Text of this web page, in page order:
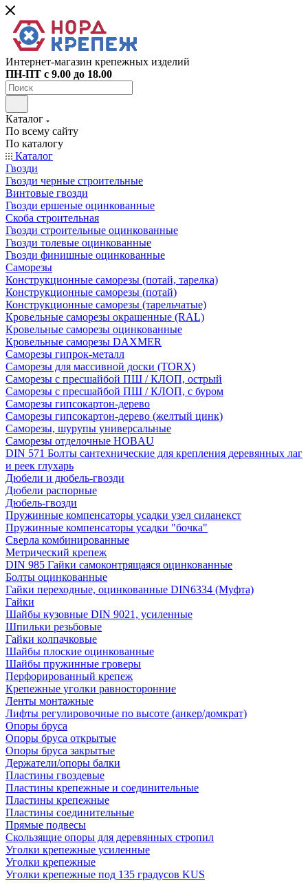
Интернет-магазин крепежных изделий
ПН-ПТ с 9.00 до 18.00
Каталог
По всему сайту
По каталогу
Каталог
Гвозди
Гвозди черные строительные
Винтовые гвозди
Гвозди ершеные оцинкованные
Скоба строительная
Гвозди строительные оцинкованные
Гвозди толевые оцинкованные
Гвозди финишные оцинкованные
Саморезы
Конструкционные саморезы (потай, тарелка)
Конструкционные саморезы (потай)
Конструкционные саморезы (тарельчатые)
Кровельные саморезы окрашенные (RAL)
Кровельные саморезы оцинкованные
Кровельные саморезы DAXMER
Саморезы гипрок-металл
Саморезы для массивной доски (TORX)
Саморезы с пресшайбой ПШ / КЛОП, острый
Саморезы с пресшайбой ПШ / КЛОП, с буром
Саморезы гипсокартон-дерево
Саморезы гипсокартон-дерево (желтый цинк)
Саморезы, шурупы универсальные
Саморезы отделочные HOBAU
DIN 571 Болты сантехнические для крепления деревянных лаг
и реек глухарь
Дюбели и дюбель-гвозди
Дюбели распорные
Дюбель-гвозди
Пружинные компенсаторы усадки узел силанекст
Пружинные компенсаторы усадки "бочка"
Сверла комбинированные
Метрический крепеж
DIN 985 Гайки самоконтрящаяся оцинкованные
Болты оцинкованные
Гайки переходные, оцинкованные DIN6334 (Муфта)
Гайки
Шайбы кузовные DIN 9021, усиленные
Шпильки резьбовые
Гайки колпачковые
Шайбы плоские оцинкованные
Шайбы пружинные гроверы
Перфорированный крепеж
Крепежные уголки равносторонние
Ленты монтажные
Лифты регулировочные по высоте (анкер/домкрат)
Опоры бруса
Опоры бруса открытые
Опоры бруса закрытые
Держатели/опоры балки
Пластины гвоздевые
Пластины крепежные и соединительные
Пластины крепежные
Пластины соединительные
Прямые подвесы
Скользящие опоры для деревянных стропил
Уголки крепежные усиленные
Уголки крепежные
Уголки крепежные под 135 градусов KUS